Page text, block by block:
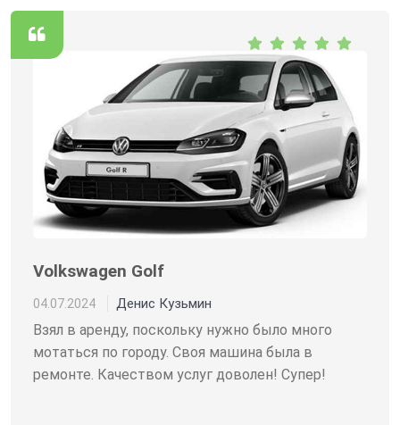
Volkswagen Golf
04.07.2024 Денис Кузьмин
Взял в аренду, поскольку нужно было много
мотаться по городу. Своя машина была в
ремонте. Качеством услуг доволен! Супер!